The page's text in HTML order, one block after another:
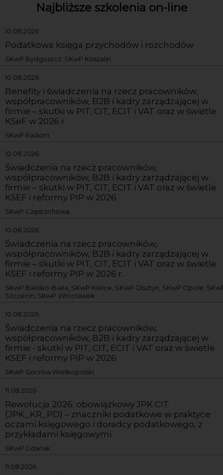
Najbliższe szkolenia on-line
10.08.2026
Podatkowa księga przychodów i rozchodów
SKwP Bydgoszcz, SKwP Koszalin
10.08.2026
Benefity i świadczenia na rzecz pracowników,
współpracowników, B2B i kadry zarządzającej w
firmie – skutki w PIT, CIT, ECIT i VAT oraz w świetle
KSeF w 2026 r
SKwP Radom
10.08.2026
Świadczenia na rzecz pracowników,
współpracowników, B2B i kadry zarządzającej w
firmie – skutki w PIT, CIT, ECIT i VAT oraz w świetle
KSEF i reformy PIP w 2026
SKwP Częstochowa
10.08.2026
Świadczenia na rzecz pracowników,
współpracowników, B2B i kadry zarządzającej w
firmie – skutki w PIT, CIT, ECIT i VAT oraz w świetle
KSEF i reformy PIP w 2026 r.
SKwP Bielsko-Biała, SKwP Kielce, SKwP Olsztyn, SKwP Opole,
Szczecin, SKwP Włocławek
10.08.2026
Świadczenia na rzecz pracowników,
współpracowników, B2B i kadry zarządzającej w
firmie - skutki w PIT, CIT, ECIT i VAT oraz w świetle
KSEF i reformy PIP w 2026
SKwP Gorzów Wielkopolski
11.08.2026
Rewolucja 2026: obowiązkowy JPK CIT
(JPK_KR_PD) – znaczniki podatkowe w praktyce
oczami księgowego i doradcy podatkowego, z
przykładami księgowymi
SKwP Gdańsk
11.08.2026